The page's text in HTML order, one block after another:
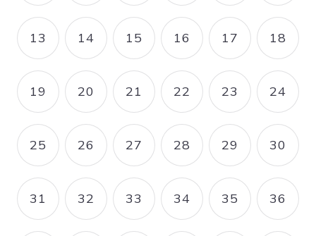
PAGE
13 PAGE
14 PAGE
15 PAGE
16 PAGE
17 PAGE
18
PAGE
19 PAGE
20 PAGE
21 PAGE
22 PAGE
23 PAGE
24
PAGE
25 PAGE
26 PAGE
27 PAGE
28 PAGE
29 PAGE
30
PAGE
31 PAGE
32 PAGE
33 PAGE
34 PAGE
35 PAGE
36